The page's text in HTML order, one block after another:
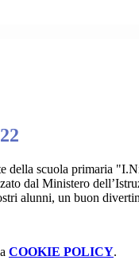
della scuola primaria
dal Ministero
alunni, un buon
COOKIE POLICY.